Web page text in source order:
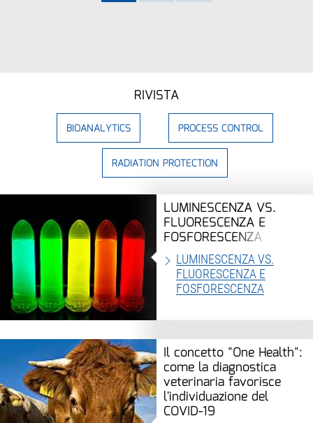
RIVISTA
BIOANALYTICS PROCESS CONTROL
RADIATION PROTECTION
LUMINESCENZA VS.
FLUORESCENZA E
FOSFORESCENZA
LUMINESCENZA VS.
FLUORESCENZA E
FOSFORESCENZA
Il concetto "One Health":
come la diagnostica
veterinaria favorisce
l'individuazione del
COVID-19